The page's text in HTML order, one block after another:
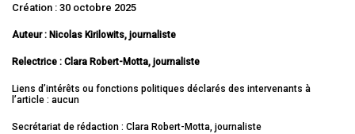
Création : 30 octobre 2025
Auteur : Nicolas Kirilowits, journaliste
Relectrice : Clara Robert-Motta, journaliste
Liens d’intérêts ou fonctions politiques déclarés des intervenants à
l’article : aucun
Secrétariat de rédaction : Clara Robert-Motta, journaliste